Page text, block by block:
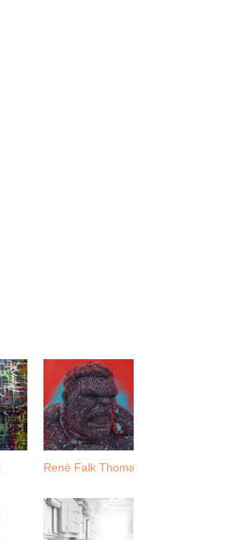
Renè Falk Thomasius